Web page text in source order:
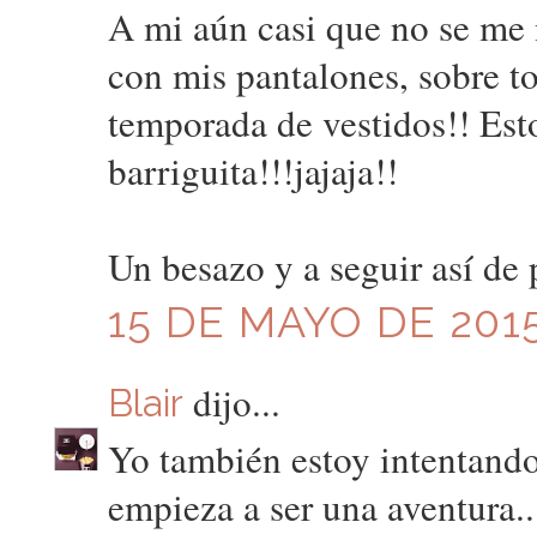
A mi aún casi que no se
con mis pantalones, sobre
temporada de vestidos!!
barriguita!!!jajaja!!
Un besazo y a seguir así
15 DE MAYO DE
Blair dijo...
Yo también estoy
empieza a ser una